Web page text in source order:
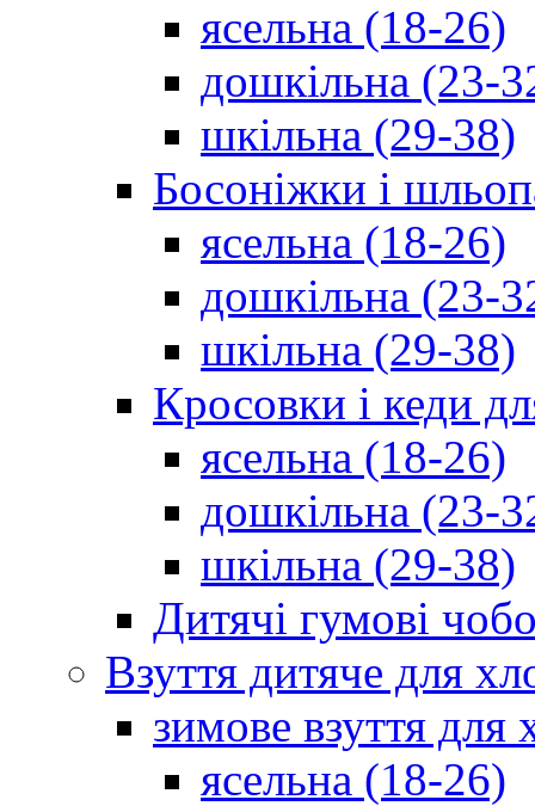
ясельна (18-26)
дошкільна (23-
шкільна (29-38)
Босоніжки і
ясельна (18-26)
дошкільна (23-
шкільна (29-38)
Кросовки і кеди
ясельна (18-26)
дошкільна (23-
шкільна (29-38)
Дитячі гумові
Взуття дитяче для
зимове взуття для
ясельна (18-26)